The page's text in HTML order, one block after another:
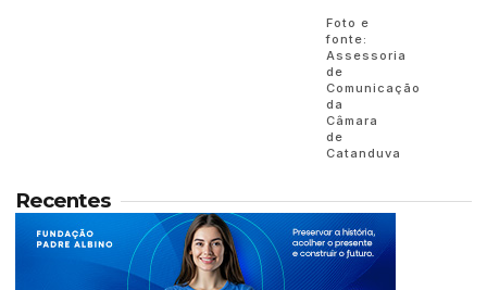
Foto e
fonte:
Assessoria
de
Comunicação
da
Câmara
de
Catanduva
Recentes